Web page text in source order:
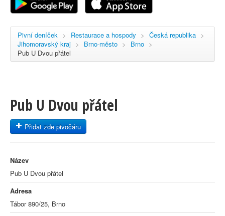
Registrace
Pivní deníček > Restaurace a hospody > Česká republika >
Jihomoravský kraj > Brno-město > Brno >
Pub U Dvou přátel
Pub U Dvou přátel
Přidat zde pivočáru
Název
Pub U Dvou přátel
Adresa
Tábor 890/25, Brno